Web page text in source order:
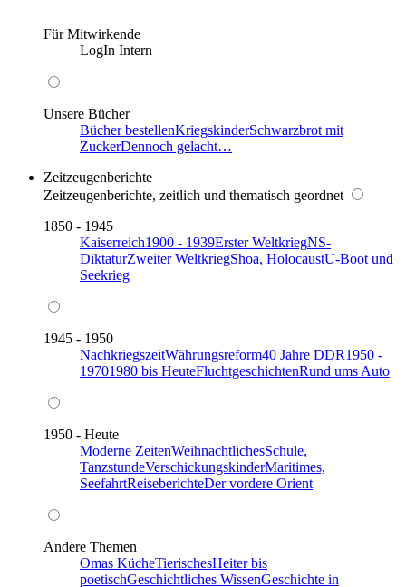
Für Mitwirkende
LogIn Intern
Unsere Bücher
Bücher bestellenKriegskinderSchwarzbrot mit
ZuckerDennoch gelacht…
Zeitzeugenberichte
Zeitzeugenberichte, zeitlich und thematisch geordnet
1850 - 1945
Kaiserreich1900 - 1939Erster WeltkriegNS-
DiktaturZweiter WeltkriegShoa, HolocaustU-Boot und
Seekrieg
1945 - 1950
NachkriegszeitWährungsreform40 Jahre DDR1950 -
19701980 bis HeuteFluchtgeschichtenRund ums Auto
1950 - Heute
Moderne ZeitenWeihnachtlichesSchule,
TanzstundeVerschickungskinderMaritimes,
SeefahrtReiseberichteDer vordere Orient
Andere Themen
Omas KücheTierischesHeiter bis
poetischGeschichtliches WissenGeschichte in